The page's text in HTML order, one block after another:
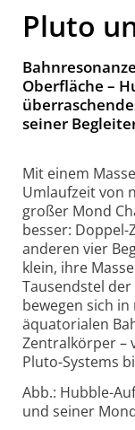
Pluto
Oberfläche –
seiner
Mit einem
Umlaufzeit von
großer Mond
besser: Doppel-
anderen vier
klein, ihre
Tausendstel
bewegen sich
äquatorialen
Zentralkörper –
Pluto-Systems
Abb.: Hubble-
und seiner